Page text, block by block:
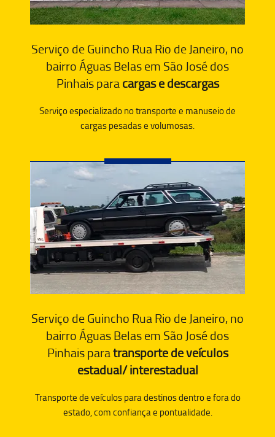
Serviço de Guincho Rua Rio de Janeiro, no
bairro Águas Belas em São José dos
Pinhais paracargas e descargas
Serviço especializado no transporte e manuseio de
cargas pesadas e volumosas.
Serviço de Guincho Rua Rio de Janeiro, no
bairro Águas Belas em São José dos
Pinhais paratransporte de veículos
estadual/ interestadual
Transporte de veículos para destinos dentro e fora do
estado, com confiança e pontualidade.